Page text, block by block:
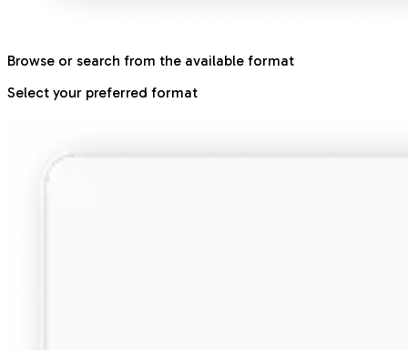
Browse or search from the available format
Select your preferred format